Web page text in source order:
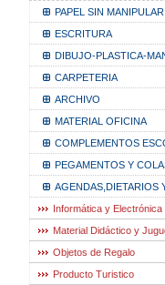
PAPEL SIN MANIPULAR
ESCRITURA
DIBUJO-PLASTICA-
CARPETERIA
ARCHIVO
MATERIAL OFICINA
COMPLEMENTOS
PEGAMENTOS Y
AGENDAS,DIETARIOS
Informática y Electrónica
Material Didáctico y
Objetos de Regalo
Producto Turistico